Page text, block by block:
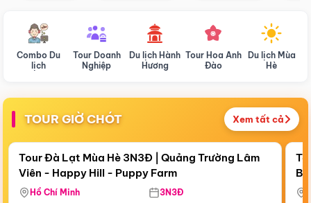
Combo Du
lịch
Tour Doanh
Nghiệp
Du lịch Hành
Hương
Tour Hoa Anh
Đào
Du lịch Mùa
Hè
TOUR GIỜ CHÓT Xem tất cả
Còn18:32:58
Điểm nổi bật
Tour Đà Lạt Mùa Hè 3N3Đ | Quảng Trường Lâm
Viên - Happy Hill - Puppy Farm
Hồ Chí Minh 3N3Đ